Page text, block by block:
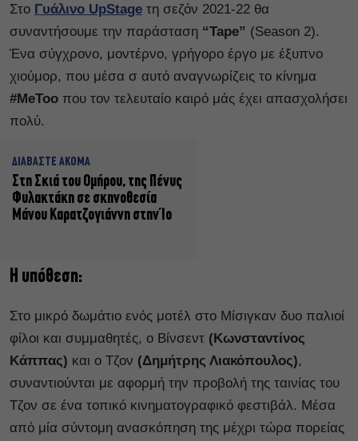
Στο Γυάλινο UpStage τη σεζόν 2021-22 θα
συναντήσουμε την παράσταση “Tape” (Season 2).
Ένα σύγχρονο, μοντέρνο, γρήγορο έργο με έξυπνο
χιούμορ, που μέσα σ αυτό αναγνωρίζεις το κίνημα
#MeToo που τον τελευταίο καιρό μάς έχει απασχολήσει
πολύ.
ΔΙΑΒΑΣΤΕ ΑΚΟΜΑ
Στη Σκιά του Ομήρου, της Πένυς
Φυλακτάκη σε σκηνοθεσία
Μάνου Καρατζογιάννη στην Ίο
Η υπόθεση:
Στο μικρό δωμάτιο ενός μοτέλ στο Μίσιγκαν δυο παλιοί
φίλοι και συμμαθητές, ο Βίνσεντ (Κωνσταντίνος
Κάππας) και ο Τζον (Δημήτρης Λιακόπουλος),
συναντιούνται με αφορμή την προβολή της ταινίας του
Τζον σε ένα τοπικό κινηματογραφικό φεστιβάλ. Μέσα
από μία σύντομη ανασκόπηση της μέχρι τώρα πορείας